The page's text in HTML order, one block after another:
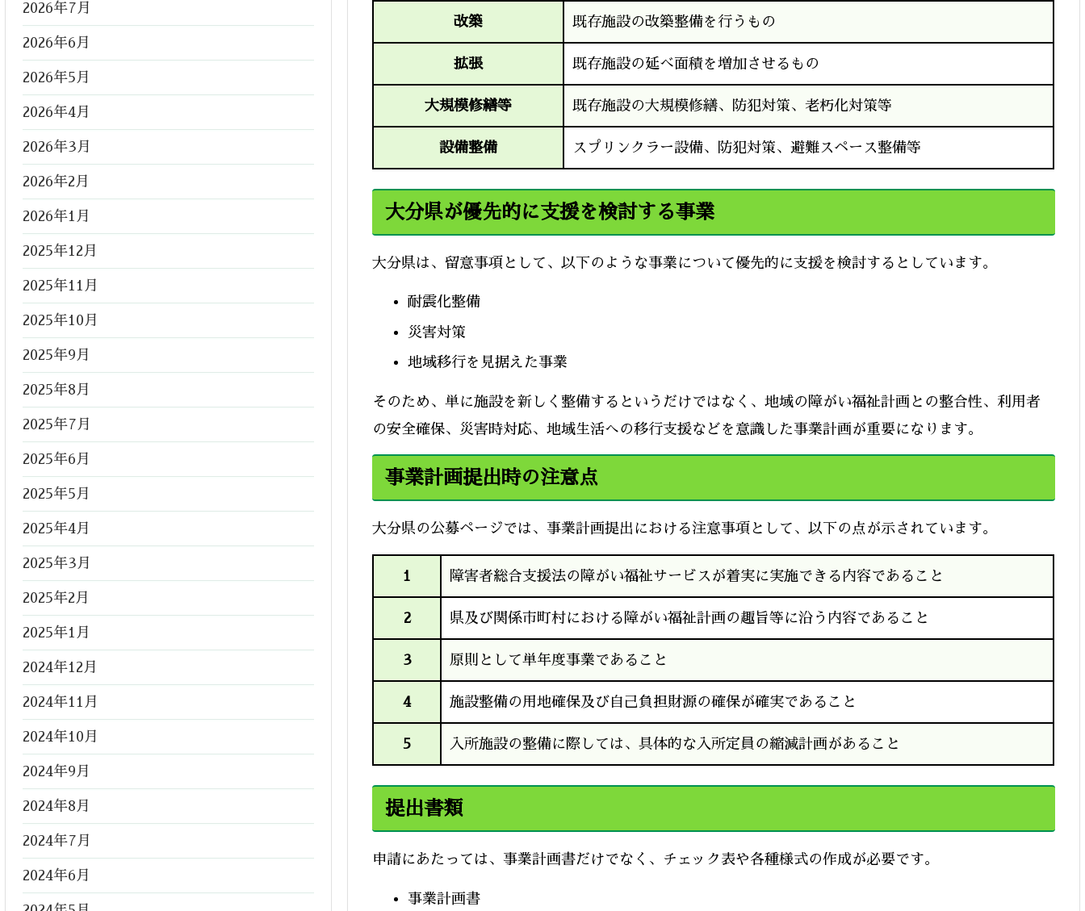
改築 既存施設の改築整備を行うもの
拡張 既存施設の延べ面積を増加させるもの
大規模修繕等 既存施設の大規模修繕、防犯対策、老朽化対策等
設備整備 スプリンクラー設備、防犯対策、避難スペース整備等
大分県が優先的に支援を検討する事業
大分県は、留意事項として、以下のような事業について優先的に支援を検討するとしています。
耐震化整備
災害対策
地域移行を見据えた事業
そのため、単に施設を新しく整備するというだけではなく、地域の障がい福祉計画との整合性、利用者
の安全確保、災害時対応、地域生活への移行支援などを意識した事業計画が重要になります。
事業計画提出時の注意点
大分県の公募ページでは、事業計画提出における注意事項として、以下の点が示されています。
1 障害者総合支援法の障がい福祉サービスが着実に実施できる内容であること
2 県及び関係市町村における障がい福祉計画の趣旨等に沿う内容であること
3 原則として単年度事業であること
4 施設整備の用地確保及び自己負担財源の確保が確実であること
5 入所施設の整備に際しては、具体的な入所定員の縮減計画があること
提出書類
申請にあたっては、事業計画書だけでなく、チェック表や各種様式の作成が必要です。
事業計画書
2026年7月
2026年6月
2026年5月
2026年4月
2026年3月
2026年2月
2026年1月
2025年12月
2025年11月
2025年10月
2025年9月
2025年8月
2025年7月
2025年6月
2025年5月
2025年4月
2025年3月
2025年2月
2025年1月
2024年12月
2024年11月
2024年10月
2024年9月
2024年8月
2024年7月
2024年6月